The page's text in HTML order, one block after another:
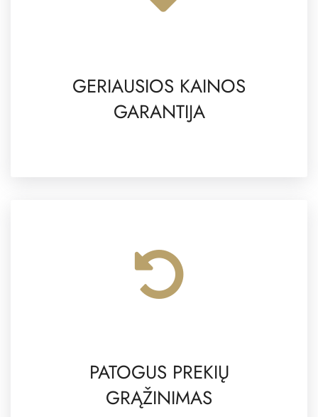
GERIAUSIOS KAINOS
GARANTIJA
PATOGUS PREKIŲ
GRĄŽINIMAS